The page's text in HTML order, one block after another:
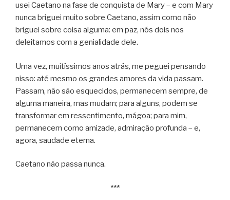
usei Caetano na fase de conquista de Mary – e com Mary
nunca briguei muito sobre Caetano, assim como não
briguei sobre coisa alguma: em paz, nós dois nos
deleitamos com a genialidade dele.
Uma vez, muitíssimos anos atrás, me peguei pensando
nisso: até mesmo os grandes amores da vida passam.
Passam, não são esquecidos, permanecem sempre, de
alguma maneira, mas mudam; para alguns, podem se
transformar em ressentimento, mágoa; para mim,
permanecem como amizade, admiração profunda – e,
agora, saudade eterna.
Caetano não passa nunca.
***